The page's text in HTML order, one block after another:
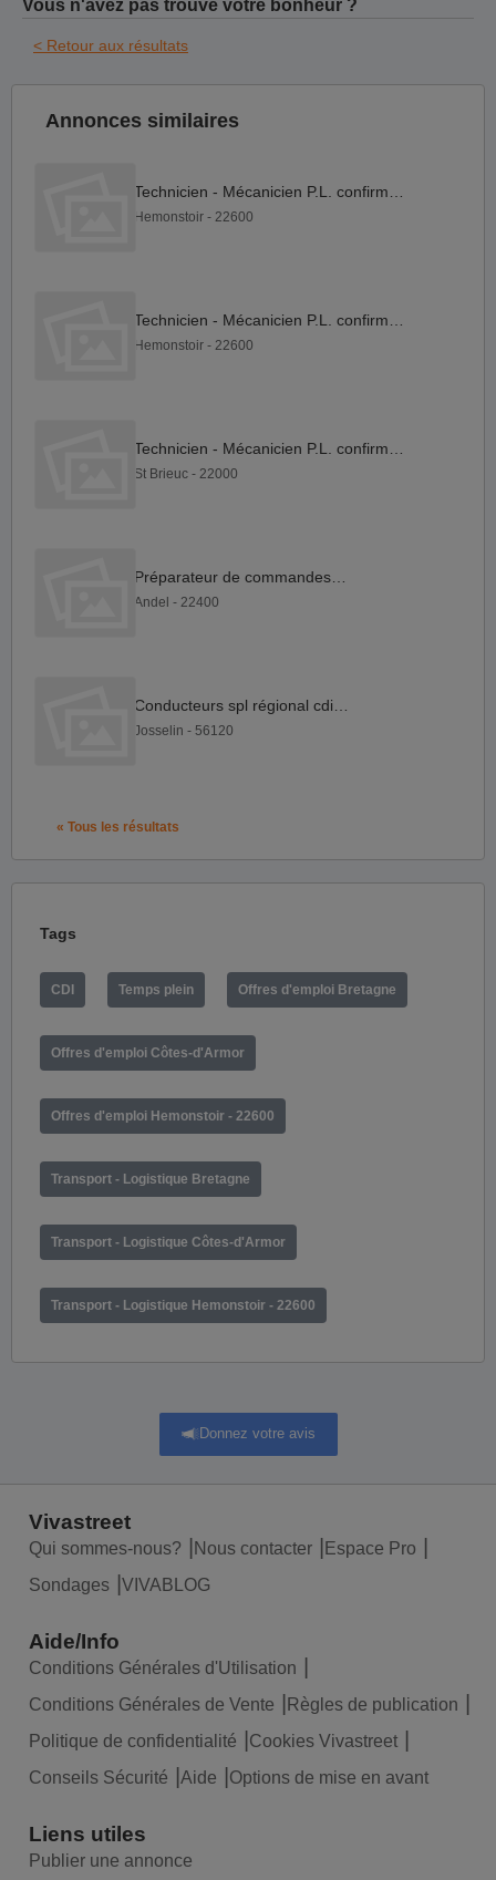
Vous n'avez pas trouvé votre bonheur ?
< Retour aux résultats
Annonces similaires
Hemonstoir - 22600
Hemonstoir - 22600
St Brieuc - 22000
Andel - 22400
Josselin - 56120
« Tous les résultats
Tags
CDI Temps plein Offres d'emploi Bretagne
Offres d'emploi Côtes-d'Armor
Offres d'emploi Hemonstoir - 22600
Transport - Logistique Bretagne
Transport - Logistique Côtes-d'Armor
Transport - Logistique Hemonstoir - 22600
Donnez votre avis
Vivastreet
Qui sommes-nous? Nous contacter
Espace Pro
Sondages
VIVABLOG
Aide/Info
Conditions Générales d'Utilisation
Conditions Générales de Vente
Règles de publication
Politique de confidentialité
Cookies Vivastreet
Conseils Sécurité
Aide Options de mise en avant
Liens utiles
Publier une annonce